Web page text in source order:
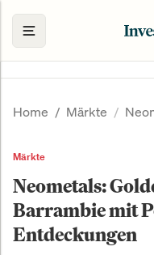
Home Märkte
Märkte
Neometals:
Barrambie mit
Entdeckungen